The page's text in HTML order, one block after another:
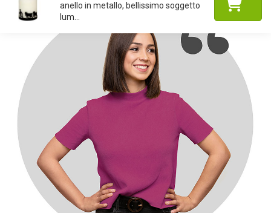
anello in metallo, bellissimo soggetto
lum...